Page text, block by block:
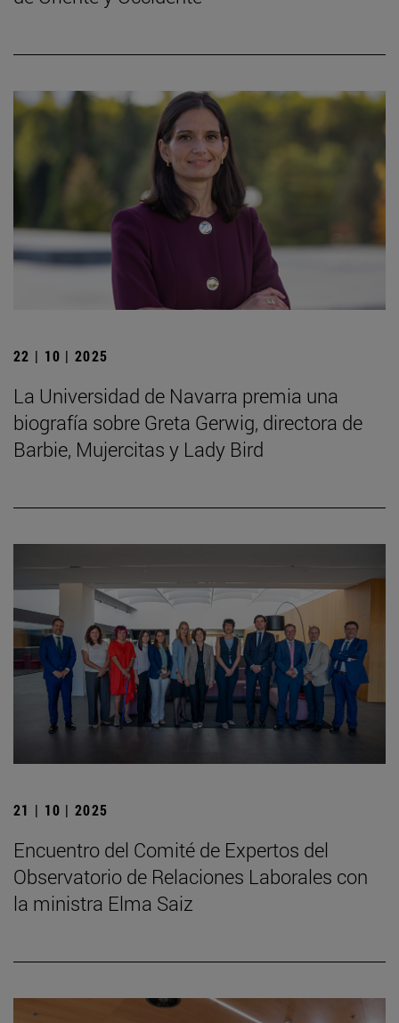
22 | 10 | 2025
La Universidad de Navarra premia una
biografía sobre Greta Gerwig, directora de
Barbie, Mujercitas y Lady Bird
21 | 10 | 2025
Encuentro del Comité de Expertos del
Observatorio de Relaciones Laborales con
la ministra Elma Saiz